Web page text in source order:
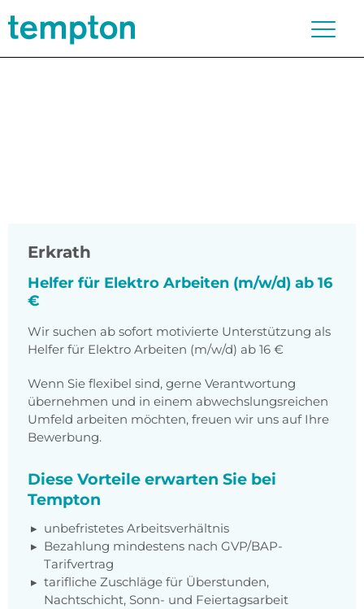
Erkrath
Helfer für Elektro Arbeiten (m/w/d) ab 16
€
Wir suchen ab sofort motivierte Unterstützung als
Helfer für Elektro Arbeiten (m/w/d) ab 16 €
Wenn Sie flexibel sind, gerne Verantwortung
übernehmen und in einem abwechslungsreichen
Umfeld arbeiten möchten, freuen wir uns auf Ihre
Bewerbung.
Diese Vorteile erwarten Sie bei
Tempton
unbefristetes Arbeitsverhältnis
Bezahlung mindestens nach GVP/BAP-
Tarifvertrag
tarifliche Zuschläge für Überstunden,
Nachtschicht, Sonn- und Feiertagsarbeit